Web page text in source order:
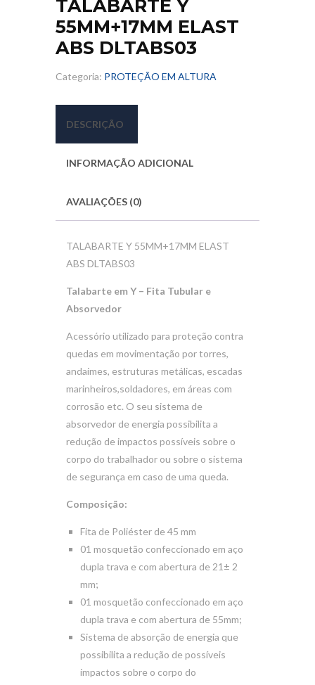
TALABARTE Y
55MM+17MM ELAST
ABS DLTABS03
Categoria: PROTEÇÃO EM ALTURA
DESCRIÇÃO
INFORMAÇÃO ADICIONAL
AVALIAÇÕES (0)
TALABARTE Y 55MM+17MM ELAST
ABS DLTABS03
Talabarte em Y – Fita Tubular e
Absorvedor
Acessório utilizado para proteção contra
quedas em movimentação por torres,
andaimes, estruturas metálicas, escadas
marinheiros,soldadores, em áreas com
corrosão etc. O seu sistema de
absorvedor de energia possibilita a
redução de impactos possíveis sobre o
corpo do trabalhador ou sobre o sistema
de segurança em caso de uma queda.
Composição:
Fita de Poliéster de 45 mm
01 mosquetão confeccionado em aço
dupla trava e com abertura de 21± 2
mm;
01 mosquetão confeccionado em aço
dupla trava e com abertura de 55mm;
Sistema de absorção de energia que
possibilita a redução de possíveis
impactos sobre o corpo do